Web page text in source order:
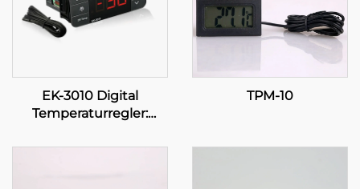
EK-3010 Digital
Temperaturregler:
fingrespidser
TPM-10